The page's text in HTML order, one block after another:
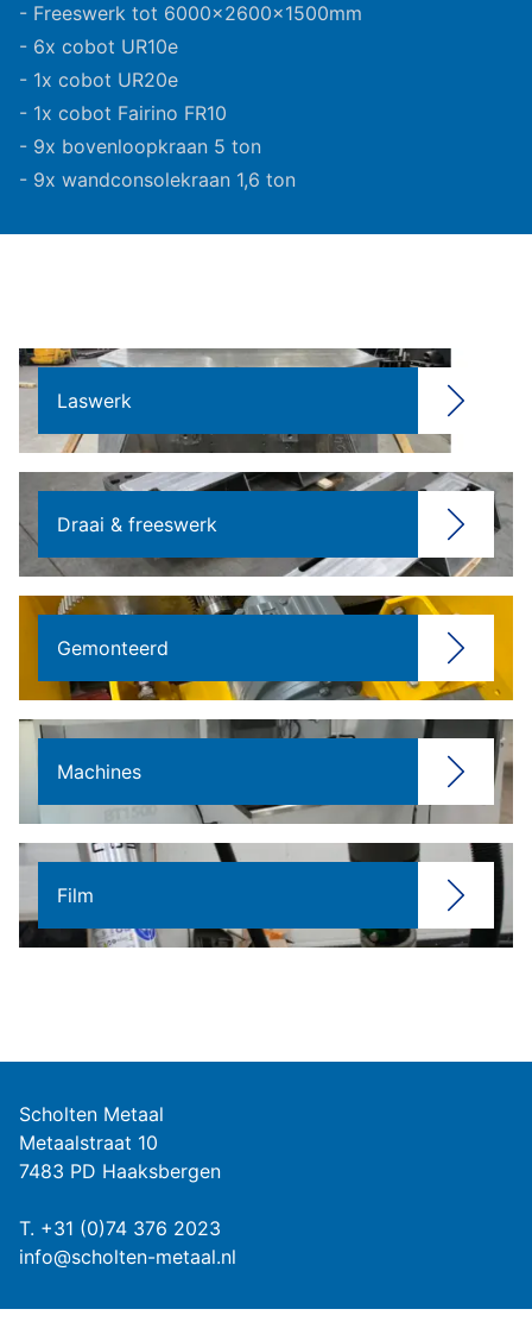
- Freeswerk tot 6000x2600x1500mm
- 6x cobot UR10e
- 1x cobot UR20e
- 1x cobot Fairino FR10
- 9x bovenloopkraan 5 ton
- 9x wandconsolekraan 1,6 ton
Laswerk
Draai & freeswerk
Gemonteerd
Machines
Film
Scholten Metaal
Metaalstraat 10
7483 PD Haaksbergen
T. +31 (0)74 376 2023
info@scholten-metaal.nl